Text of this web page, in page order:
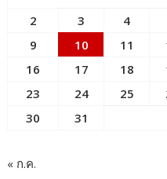
2
3 4
9
10 11
16
17 18
23
24 25
30
31
« ก.ค.